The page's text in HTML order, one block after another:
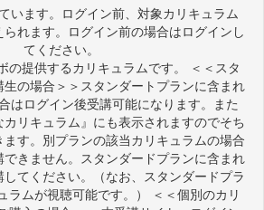
います。ログイン前、対象カリキュラム
れます。ログイン前の場合はログインし
てください。
の提供するカリキュラムです。 ＜＜スタ
の場合＞＞スタンダートプランに含まれ
はログイン後受講可能になります。また
カリキュラム』にも表示されますのでそち
す。別プランの該当カリキュラムの場合
きません。スタンダードプランに含まれ
てください。（なお、スタンダードプラ
ラムが視聴可能です。） ＜＜個別のカリ